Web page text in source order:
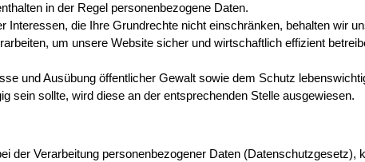
in der Regel personenbezogene Daten.
die Ihre Grundrechte nicht einschränken, behalten wir
um unsere Website sicher und wirtschaftlich effizient
und Ausübung öffentlicher Gewalt sowie dem Schutz
sein sollte, wird diese an der entsprechenden Stelle ausgewiesen.
der Verarbeitung personenbezogener Daten (Datenschutzgesetz),